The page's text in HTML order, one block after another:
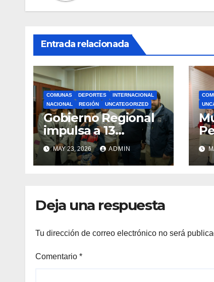
Entrada relacionada
COMUNAS DEPORTES
INTERNACIONAL
NACIONAL
REGIÓN UNCATEGORIZED
Gobierno Regional
impulsa a 13
deportistas que
llevarán la bandera
maulina a
MAY 23, 2026 ADMIN
Deja una respuesta
Tu dirección de correo electrónico no será
Comentario *